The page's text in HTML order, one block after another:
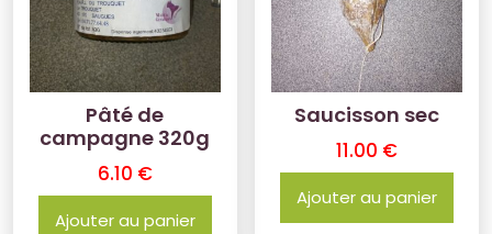
Pâté de
campagne 320g
6.10 €
Ajouter au panier
Saucisson sec
11.00 €
Ajouter au panier